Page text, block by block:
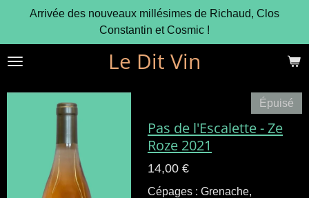
Passer
contenu
principal
Le Dit Vin
Arrivée des nouveaux millésimes de Richaud, Clos
Constantin et Cosmic !
Épuisé
Pas de l'Escalette - Ze
Roze 2021
14,00 €
Cépages : Grenache,